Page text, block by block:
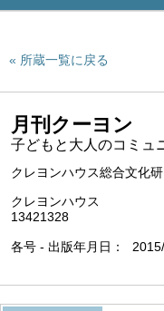
所蔵一覧に戻る
月刊クーヨン
子どもと大人のコミュ
クレヨンハウス総合文化
クレヨンハウス
13421328
各号 - 出版年月日